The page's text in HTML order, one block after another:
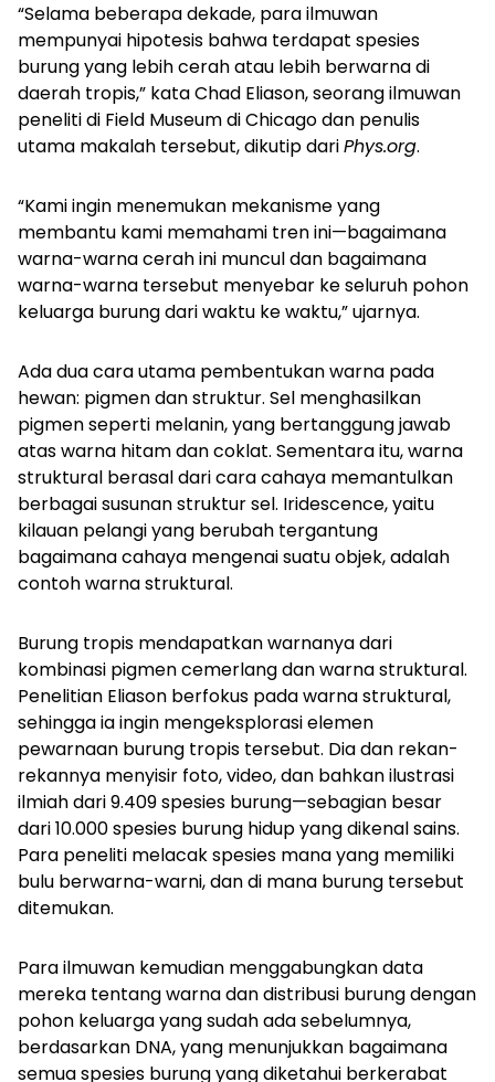
“Selama beberapa dekade, para ilmuwan
mempunyai hipotesis bahwa terdapat spesies
burung yang lebih cerah atau lebih berwarna di
daerah tropis,” kata Chad Eliason, seorang ilmuwan
peneliti di Field Museum di Chicago dan penulis
utama makalah tersebut, dikutip dariPhys.org.
“Kami ingin menemukan mekanisme yang
membantu kami memahami tren ini—bagaimana
warna-warna cerah ini muncul dan bagaimana
warna-warna tersebut menyebar ke seluruh pohon
keluarga burung dari waktu ke waktu,” ujarnya.
Ada dua cara utama pembentukan warna pada
hewan: pigmen dan struktur. Sel menghasilkan
pigmen seperti melanin, yang bertanggung jawab
atas warna hitam dan coklat. Sementara itu, warna
struktural berasal dari cara cahaya memantulkan
berbagai susunan struktur sel. Iridescence, yaitu
kilauan pelangi yang berubah tergantung
bagaimana cahaya mengenai suatu objek, adalah
contoh warna struktural.
Burung tropis mendapatkan warnanya dari
kombinasi pigmen cemerlang dan warna struktural.
Penelitian Eliason berfokus pada warna struktural,
sehingga ia ingin mengeksplorasi elemen
pewarnaan burung tropis tersebut. Dia dan rekan-
rekannya menyisir foto, video, dan bahkan ilustrasi
ilmiah dari 9.409 spesies burung—sebagian besar
dari 10.000 spesies burung hidup yang dikenal sains.
Para peneliti melacak spesies mana yang memiliki
bulu berwarna-warni, dan di mana burung tersebut
ditemukan.
Para ilmuwan kemudian menggabungkan data
mereka tentang warna dan distribusi burung dengan
pohon keluarga yang sudah ada sebelumnya,
berdasarkan DNA, yang menunjukkan bagaimana
semua spesies burung yang diketahui berkerabat